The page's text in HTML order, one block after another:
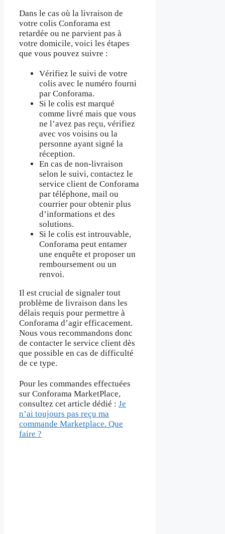
Dans le cas où la livraison de
votre colis Conforama est
retardée ou ne parvient pas à
votre domicile, voici les étapes
que vous pouvez suivre :
Vérifiez le suivi de votre
colis avec le numéro fourni
par Conforama.
Si le colis est marqué
comme livré mais que vous
ne l’avez pas reçu, vérifiez
avec vos voisins ou la
personne ayant signé la
réception.
En cas de non-livraison
selon le suivi, contactez le
service client de Conforama
par téléphone, mail ou
courrier pour obtenir plus
d’informations et des
solutions.
Si le colis est introuvable,
Conforama peut entamer
une enquête et proposer un
remboursement ou un
renvoi.
Il est crucial de signaler tout
problème de livraison dans les
délais requis pour permettre à
Conforama d’agir efficacement.
Nous vous recommandons donc
de contacter le service client dès
que possible en cas de difficulté
de ce type.
Pour les commandes effectuées
sur Conforama MarketPlace,
consultez cet article dédié : Je
n’ai toujours pas reçu ma
commande Marketplace. Que
faire ?